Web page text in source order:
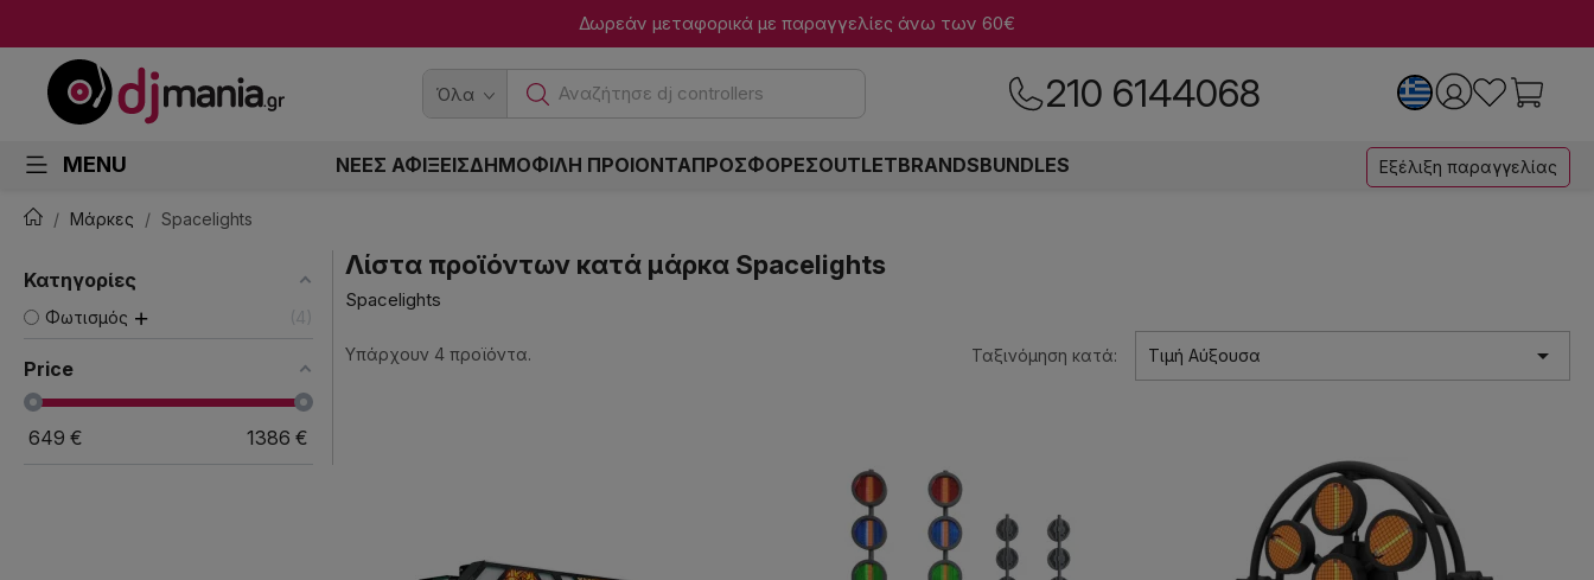
Δωρεάν μεταφορικά με παραγγελίες άνω των 60€
Όλα Αναζήτησε dj controllers 210 6144068
MENU ΝΕΕΣ ΑΦΙΞΕΙΣΔΗΜΟΦΙΛΗ ΠΡΟΙΟΝΤΑΠΡΟΣΦΟΡΕΣOUTLETBRANDSBUNDLES Εξέλιξη παραγγελίας
Μάρκες Spacelights
Κατηγορίες
Φωτισμός 4
Price
649 € 1386 €
Λίστα προϊόντων κατά μάρκα Spacelights
Spacelights
Υπάρχουν 4 προϊόντα. Ταξινόμηση κατά: Τιμή Αύξουσα 